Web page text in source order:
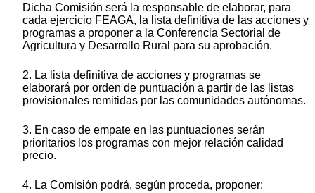
Dicha Comisión será la responsable de elaborar, para
cada ejercicio FEAGA, la lista definitiva de las acciones y
programas a proponer a la Conferencia Sectorial de
Agricultura y Desarrollo Rural para su aprobación.
2. La lista definitiva de acciones y programas se
elaborará por orden de puntuación a partir de las listas
provisionales remitidas por las comunidades autónomas.
3. En caso de empate en las puntuaciones serán
prioritarios los programas con mejor relación calidad
precio.
4. La Comisión podrá, según proceda, proponer: